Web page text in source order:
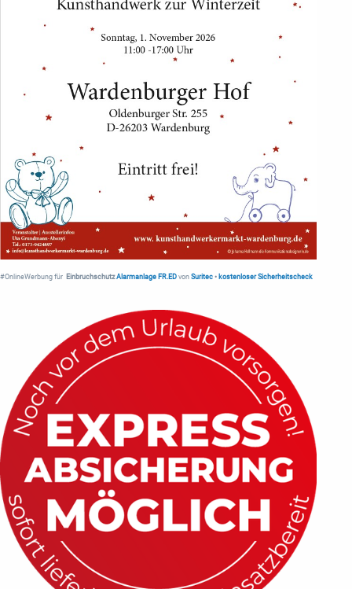
#OnlineWerbung für Einbruchschutz Alarmanlage FR.ED von Suritec • kostenloser Sicherheitscheck